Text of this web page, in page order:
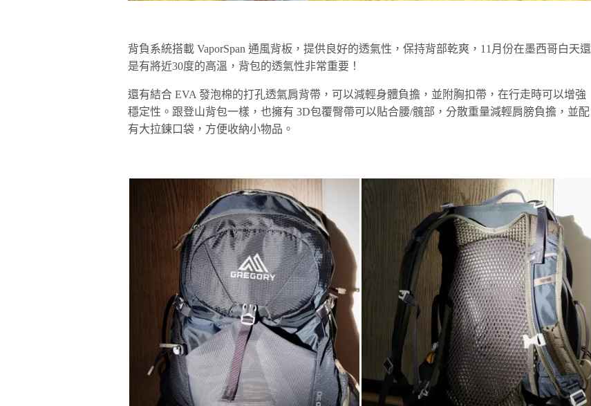
背負系統搭載 VaporSpan 通風背板，提供良好的透氣性，保持背部乾爽，11月份在墨西哥白天還
是有將近30度的高溫，背包的透氣性非常重要！
還有結合 EVA 發泡棉的打孔透氣肩背帶，可以減輕身體負擔，並附胸扣帶，在行走時可以增強
穩定性。跟登山背包一樣，也擁有 3D包覆臀帶可以貼合腰/髖部，分散重量減輕肩膀負擔，並配
有大拉鍊口袋，方便收納小物品。